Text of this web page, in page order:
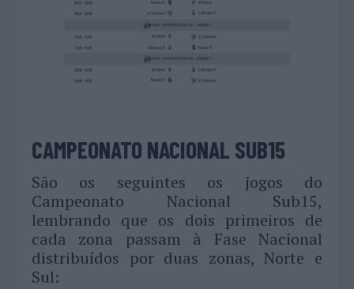
CAMPEONATO NACIONAL SUB15
São os seguintes os jogos do
Campeonato Nacional Sub15,
lembrando que os dois primeiros de
cada zona passam à Fase Nacional
distribuídos por duas zonas, Norte e
Sul: